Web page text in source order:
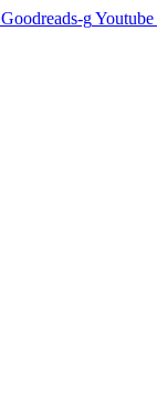
Goodreads-gYoutube